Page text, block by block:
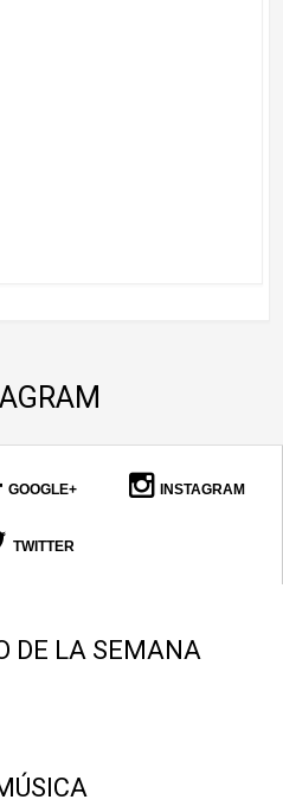
GOOGLE+ INSTAGRAM
TWITTER
DE LA SEMANA